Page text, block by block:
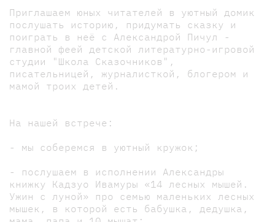
Приглашаем юных читателей в уютный домик
послушать историю, придумать сказку и
поиграть в неё с Александрой Пичул -
главной феей детской литературно-игровой
студии "Школа Сказочников",
писательницей, журналисткой, блогером и
мамой троих детей.
На нашей встрече:
- мы соберемся в уютный кружок;
- послушаем в исполнении Александры
книжку Кадзуо Ивамуры «14 лесных мышей.
Ужин с луной» про семью маленьких лесных
мышек, в которой есть бабушка, дедушка,